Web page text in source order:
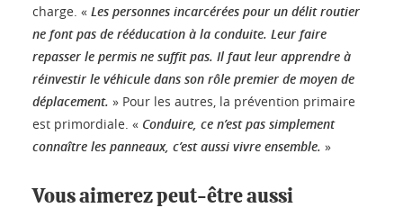
charge. « Les personnes incarcérées pour un délit routier
ne font pas de rééducation à la conduite. Leur faire
repasser le permis ne suffit pas. Il faut leur apprendre à
réinvestir le véhicule dans son rôle premier de moyen de
déplacement. » Pour les autres, la prévention primaire
est primordiale. « Conduire, ce n’est pas simplement
connaître les panneaux, c’est aussi vivre ensemble. »
Vous aimerez peut-être aussi